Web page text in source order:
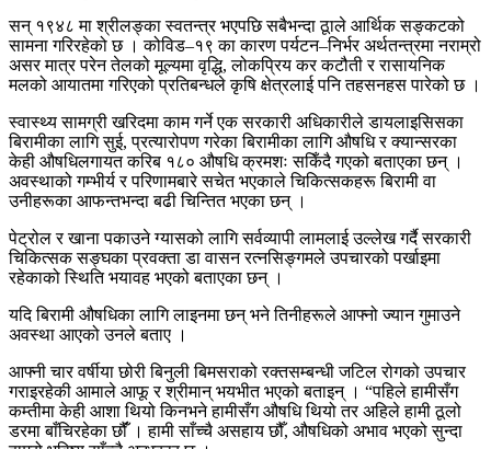
सन् १९४८ मा श्रीलङ्का स्वतन्त्र भएपछि सबैभन्दा ठूाले आर्थिक सङ्कटको
सामना गरिरहेको छ । कोविड–१९ का कारण पर्यटन–निर्भर अर्थतन्त्रमा नराम्रो
असर मात्र परेन तेलको मूल्यमा वृद्धि, लोकप्रिय कर कटौती र रासायनिक
मलको आयातमा गरिएको प्रतिबन्धले कृषि क्षेत्रलाई पनि तहसनहस पारेको छ ।
स्वास्थ्य सामग्री खरिदमा काम गर्ने एक सरकारी अधिकारीले डायलाइसिसका
बिरामीका लागि सुई, प्रत्यारोपण गरेका बिरामीका लागि औषधि र क्यान्सरका
केही औषधिलगायत करिब १८० औषधि क्रमशः सकिँदै गएको बताएका छन् ।
अवस्थाको गम्भीर्य र परिणामबारे सचेत भएकाले चिकित्सकहरू बिरामी वा
उनीहरूका आफन्तभन्दा बढी चिन्तित भएका छन् ।
पेट्रोल र खाना पकाउने ग्यासको लागि सर्वव्यापी लामलाई उल्लेख गर्दै सरकारी
चिकित्सक सङ्घका प्रवक्ता डा वासन रत्नसिङ्गमले उपचारको पर्खाइमा
रहेकाको स्थिति भयावह भएको बताएका छन् ।
यदि बिरामी औषधिका लागि लाइनमा छन् भने तिनीहरूले आफ्नो ज्यान गुमाउने
अवस्था आएको उनले बताए ।
आफ्नी चार वर्षीया छोरी बिनुली बिमसराको रक्तसम्बन्धी जटिल रोगको उपचार
गराइरहेकी आमाले आफू र श्रीमान् भयभीत भएको बताइन् । “पहिले हामीसँग
कम्तीमा केही आशा थियो किनभने हामीसँग औषधि थियो तर अहिले हामी ठूलो
डरमा बाँचिरहेका छौंँ । हामी साँच्चै असहाय छौँ, औषधिको अभाव भएको सुन्दा